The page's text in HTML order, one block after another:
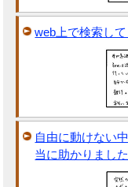
web上で検索し
自由に動けない
当に助かりました